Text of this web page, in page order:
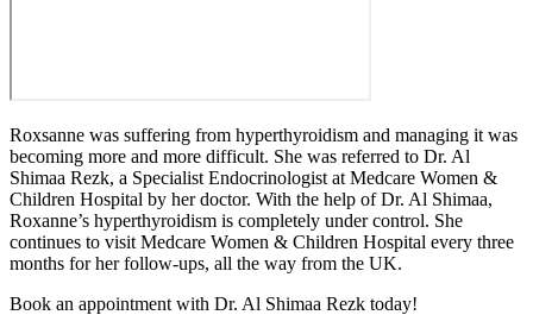
Roxsanne was suffering from hyperthyroidism and managing it was
becoming more and more difficult. She was referred to Dr. Al
Shimaa Rezk, a Specialist Endocrinologist at Medcare Women &
Children Hospital by her doctor. With the help of Dr. Al Shimaa,
Roxanne’s hyperthyroidism is completely under control. She
continues to visit Medcare Women & Children Hospital every three
months for her follow-ups, all the way from the UK.
Book an appointment with Dr. Al Shimaa Rezk today!